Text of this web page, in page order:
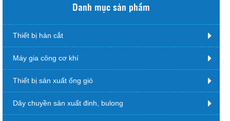
Danh mục sản phẩm
Thiết bị hàn cắt
Máy gia công cơ khí
Thiết bị sản xuất ống gió
Dây chuyền sản xuất đinh, bulong